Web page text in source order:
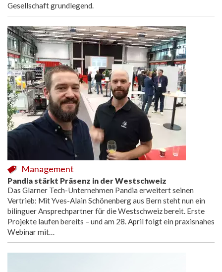
Gesellschaft grundlegend.
Pandia stärkt Präsenz in der Westschweiz
Management
Das Glarner Tech-Unternehmen Pandia erweitert seinen
Vertrieb: Mit Yves-Alain Schönenberg aus Bern steht nun ein
bilinguer Ansprechpartner für die Westschweiz bereit. Erste
Projekte laufen bereits – und am 28. April folgt ein praxisnahes
Webinar mit…